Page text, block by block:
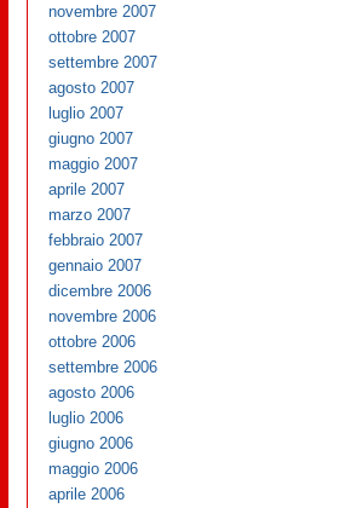
novembre 2007
ottobre 2007
settembre 2007
agosto 2007
luglio 2007
giugno 2007
maggio 2007
aprile 2007
marzo 2007
febbraio 2007
gennaio 2007
dicembre 2006
novembre 2006
ottobre 2006
settembre 2006
agosto 2006
luglio 2006
giugno 2006
maggio 2006
aprile 2006